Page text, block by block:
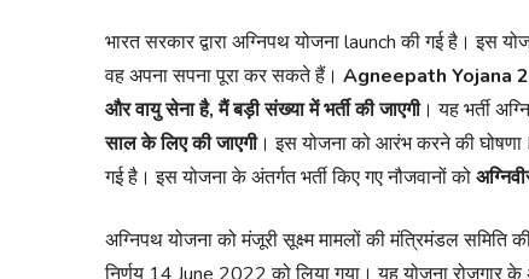
भारत सरकार द्वारा अग्निपथ योजना launch की गई है। इस
वह अपना सपना पूरा कर सकते हैं। Agneepath Yojana
और वायु सेना है, मैं बड़ी संख्या में भर्ती की जाएगी। यह भर्ती
साल के लिए की जाएगी। इस योजना को आरंभ करने की घोषणा
गई है। इस योजना के अंतर्गत भर्ती किए गए नौजवानों को
अग्निपथ योजना को मंजूरी सूक्ष्म मामलों की मंत्रिमंडल